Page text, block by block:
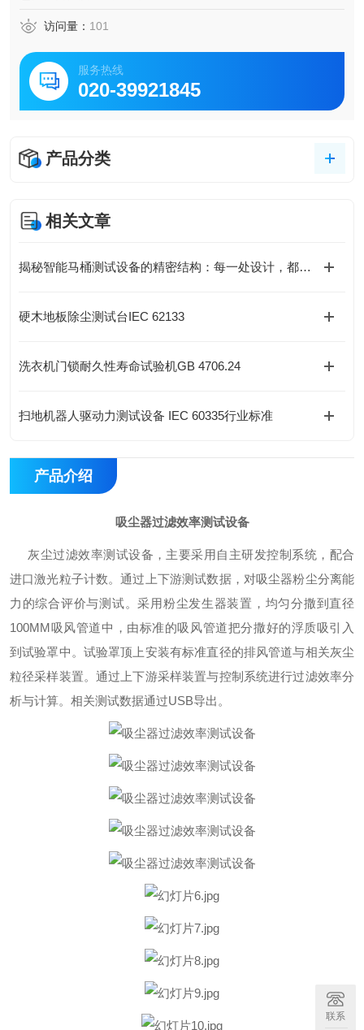
访问量： 101
服务热线
020-39921845
产品分类
相关文章
揭秘智能马桶测试设备的精密结构：每一处设计，都在为精准把关！
硬木地板除尘测试台IEC 62133
洗衣机门锁耐久性寿命试验机GB 4706.24
扫地机器人驱动力测试设备 IEC 60335行业标准
产品介绍
吸尘器过滤效率测试设备
灰尘过滤效率测试设备，主要采用自主研发控制系统，配合
进口激光粒子计数。通过上下游测试数据，对吸尘器粉尘分离能
力的综合评价与测试。采用粉尘发生器装置，均匀分撒到直径
100MM吸风管道中，由标准的吸风管道把分撒好的浮质吸引入
到试验罩中。试验罩顶上安装有标准直径的排风管道与相关灰尘
粒径采样装置。通过上下游采样装置与控制系统进行过滤效率分
析与计算。相关测试数据通过USB导出。
联系